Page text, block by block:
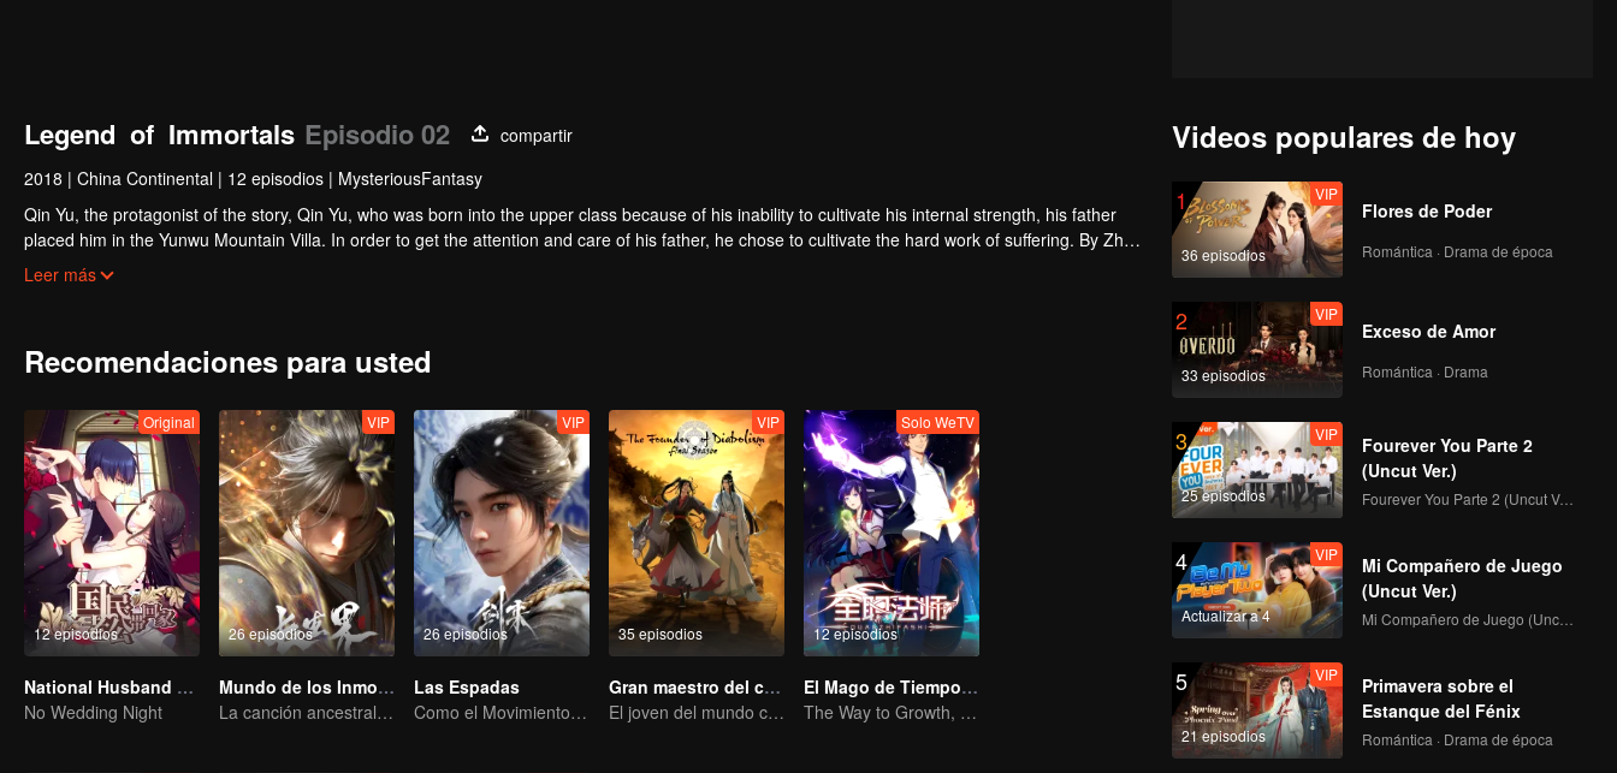
Legend of Immortals Episodio 02
compartir
2018 | China Continental | 12 episodios | MysteriousFantasy
Qin Yu, the protagonist of the story, Qin Yu, who was born into the upper class because of his inability to cultivate his internal strength, his father
placed him in the Yunwu Mountain Villa. In order to get the attention and care of his father, he chose to cultivate the hard work of suffering. By Zhao
Yunxing as a teacher, he opened a difficult external practice. From the hands of the horse thief, he saved his childhood play with Tieshan and Iron
Leer más
Recomendaciones para usted
12 episodios
Original
National Husband Bring Home SS1
No Wedding Night
26 episodios
VIP
Mundo de los Inmortales
La canción ancestral narra todo sobre la sangre y las lágrimas
26 episodios
VIP
Las Espadas
Como el Movimiento Celestial es Siempre Vigoroso, Así Debe un Caballero Esforzarse Incansablemente.
35 episodios
VIP
Gran maestro del cultivo demoníaco
El joven del mundo celestial erradica males por el pueblo
12 episodios
Solo WeTV
El Mago de Tiempo Completo Temporada 1
The Way to Growth, Encouragement and Self-improvement
Videos populares de hoy
1
36 episodios
VIP
Flores de Poder
Romántica · Drama de época
2
33 episodios
VIP
Exceso de Amor
Romántica · Drama
3
25 episodios
VIP
Fourever You Parte 2
(Uncut Ver.)
Fourever You Parte 2 (Uncut Ver.)
4
Actualizar a 4
VIP
Mi Compañero de Juego
(Uncut Ver.)
Mi Compañero de Juego (Uncut Ver.)
5
21 episodios
VIP
Primavera sobre el
Estanque del Fénix
Romántica · Drama de época